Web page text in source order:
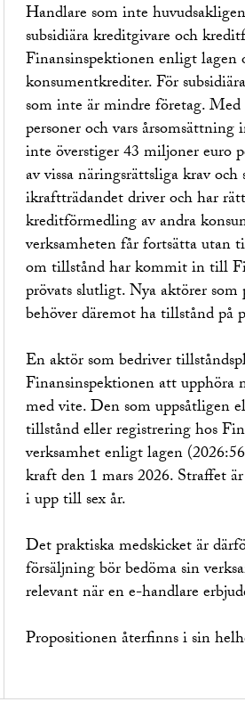
Handlare som inte
subsidiära kreditgivare och
Finansinspektionen enligt lagen
konsumentkrediter. För
som inte är mindre företag. Med
personer och vars
inte överstiger 43 miljoner euro
av vissa näringsrättsliga krav
ikraftträdandet driver och har
kreditförmedling av andra
verksamheten får fortsätta utan
om tillstånd har kommit in till
prövats slutligt. Nya aktörer
behöver däremot ha tillstånd på
En aktör som bedriver
Finansinspektionen att upphöra
med vite. Den som uppsåtligen
tillstånd eller registrering hos
verksamhet enligt lagen
kraft den 1 mars 2026. Straffet
i upp till sex år.
Det praktiska medskicket är
försäljning bör bedöma sin
relevant när en e-handlare
Propositionen återfinns i sin